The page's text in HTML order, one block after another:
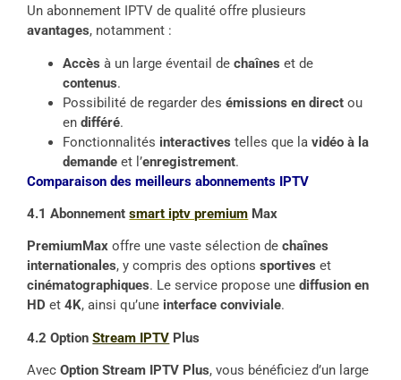
Un abonnement IPTV de qualité offre plusieurs
avantages, notamment :
Accès à un large éventail dechaînes et de
contenus.
Possibilité de regarder desémissions en direct ou
endifféré.
Fonctionnalités interactives telles que lavidéo à la
demande et l’enregistrement.
Comparaison des meilleurs abonnements IPTV
4.1 Abonnementsmart iptv premium Max
PremiumMax offre une vaste sélection dechaînes
internationales, y compris des optionssportives et
cinématographiques. Le service propose unediffusion en
HD et4K, ainsi qu’une interface conviviale.
4.2 OptionStream IPTV Plus
AvecOption Stream IPTV Plus, vous bénéficiez d’un large